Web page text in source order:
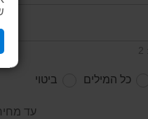
כל המילים ביטוי
עד